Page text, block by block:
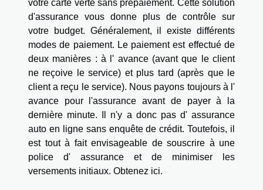
votre carte verte sans prépaiement. Cette solution
d'assurance vous donne plus de contrôle sur
votre budget. Généralement, il existe différents
modes de paiement. Le paiement est effectué de
deux manières : à l' avance (avant que le client
ne reçoive le service) et plus tard (après que le
client a reçu le service). Nous payons toujours à l'
avance pour l'assurance avant de payer à la
dernière minute. Il n'y a donc pas d' assurance
auto en ligne sans enquête de crédit. Toutefois, il
est tout à fait envisageable de souscrire à une
police d' assurance et de minimiser les
versements initiaux. Obtenez ici.